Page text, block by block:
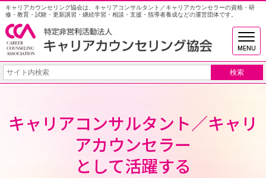
キャリアカウンセリング協会は、キャリアコンサルタント／キャリアカウンセラーの資格・研
修・教育・試験・更新講習・継続学習・相談・支援・指導者養成などの運営団体です。
MENU
キャリアコンサルタント／キャリ
アカウンセラー
として活躍する